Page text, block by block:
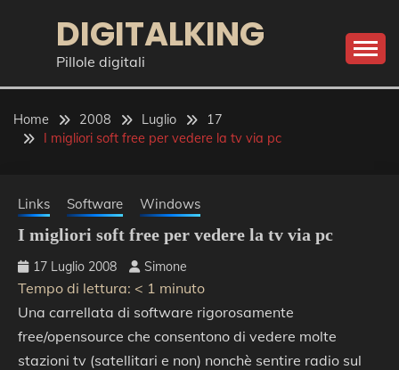
DIGITALKING
Pillole digitali
Home 2008 Luglio
17
I migliori soft free per vedere la tv via pc
Links Software Windows
I migliori soft free per vedere la tv via pc
17 Luglio 2008 Simone
Tempo di lettura: < 1 minuto
Una carrellata di software rigorosamente
free/opensource che consentono di vedere molte
stazioni tv (satellitari e non) nonchè sentire radio sul